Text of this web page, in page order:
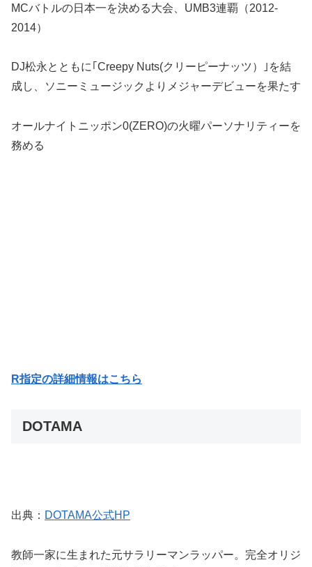
MCバトルの日本一を決める大会、UMB3連覇（2012-
2014）
DJ松永とともに｢Creepy Nuts(クリーピーナッツ）｣を結
成し、ソニーミュージックよりメジャーデビューを果たす
オールナイトニッポン0(ZERO)の火曜パーソナリティーを
務める
R指定の詳細情報はこちら
DOTAMA
出典： DOTAMA公式HP
教師一家に生まれた元サラリーマンラッパー。完全オリジ